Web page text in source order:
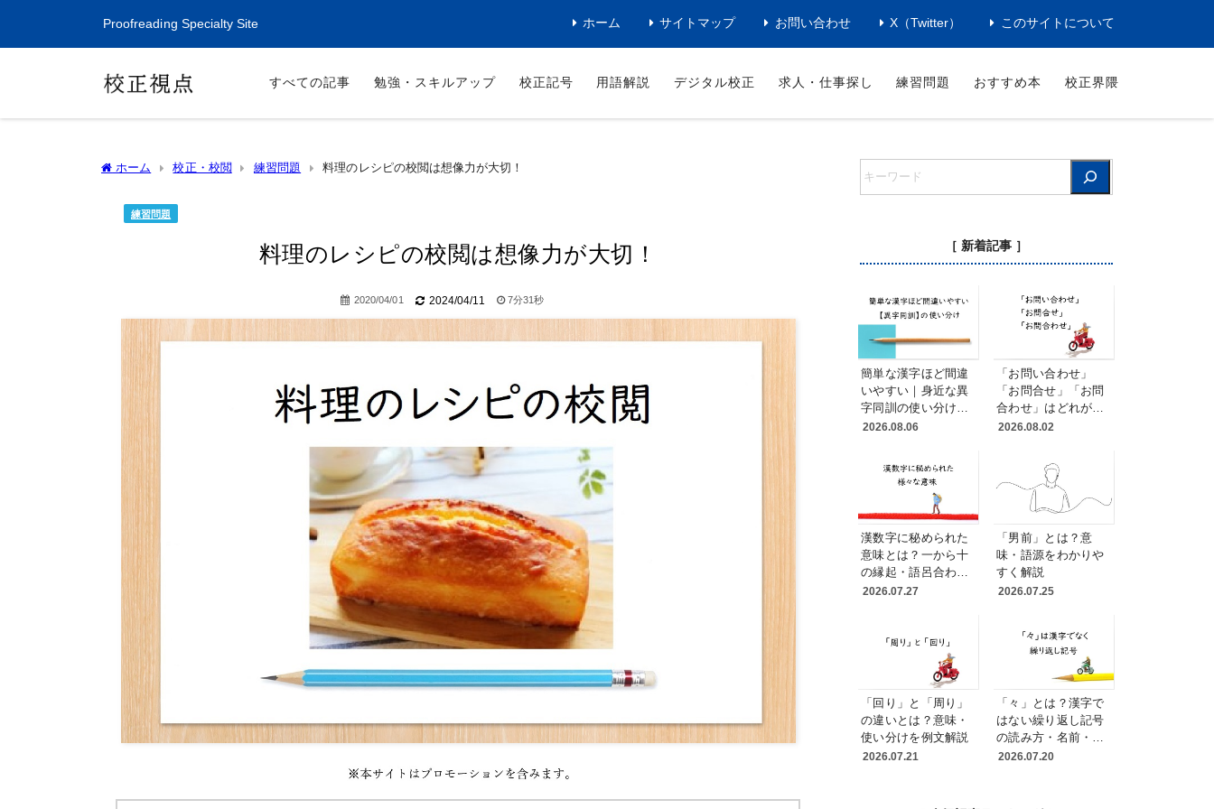
Proofreading Specialty Site ホーム サイトマップ お問い合わせ X（Twitter） このサイトについて
すべての記事 勉強・スキルアップ 校正記号 用語解説 デジタル校正 求人・仕事探し 練習問題 おすすめ本 校正界隈
ホーム 校正・校閲 練習問題 料理のレシピの校閲は想像力が大切！
練習問題
料理のレシピの校閲は想像力が大切！
2020/04/01 2024/04/11 7分31秒
［ 新着記事 ］
簡単な漢字ほど間違
いやすい｜身近な異
字同訓の使い分けと
例文
2026.08.06
「お問い合わせ」
「お問合せ」「お問
合わせ」はどれが正
しい？送り仮名と表
2026.08.02
漢数字に秘められた
意味とは？一から十
の縁起・語呂合わ
せ・読み方を変える
2026.07.27
「男前」とは？意
味・語源をわかりや
すく解説
2026.07.25
「回り」と「周り」
の違いとは？意味・
使い分けを例文解説
2026.07.21
「々」とは？漢字で
はない繰り返し記号
の読み方・名前・使
い方を解説
2026.07.20